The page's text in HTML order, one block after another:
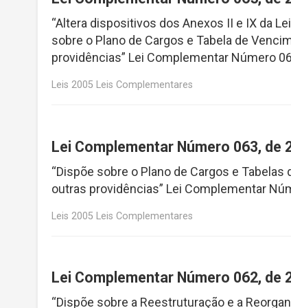
“Altera dispositivos dos Anexos II e IX da
sobre o Plano de Cargos e Tabela de
providências” Lei Complementar Número
Leis 2005 Leis Complementares
Lei Complementar Número 063, de
“Dispõe sobre o Plano de Cargos e
outras providências” Lei Complementar
Leis 2005 Leis Complementares
Lei Complementar Número 062, de
“Dispõe sobre a Reestruturação e a